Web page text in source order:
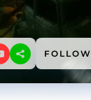
FOLLOW